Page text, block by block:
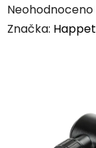
Průměrné
hodnocení
hvězdiček.
Neohodnoceno
Značka: Happet